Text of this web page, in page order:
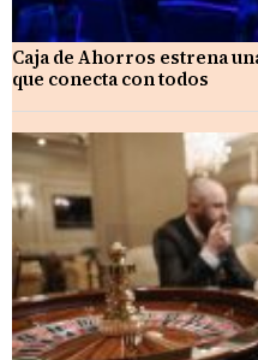
Caja de Ahorros estrena
que conecta con todos